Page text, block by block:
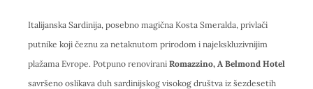
Italijanska Sardinija, posebno magična Kosta Smeralda, privlači
putnike koji čeznu za netaknutom prirodom i najekskluzivnijim
plažama Evrope. Potpuno renovirani Romazzino, A Belmond Hotel
savršeno oslikava duh sardinijskog visokog društva iz šezdesetih